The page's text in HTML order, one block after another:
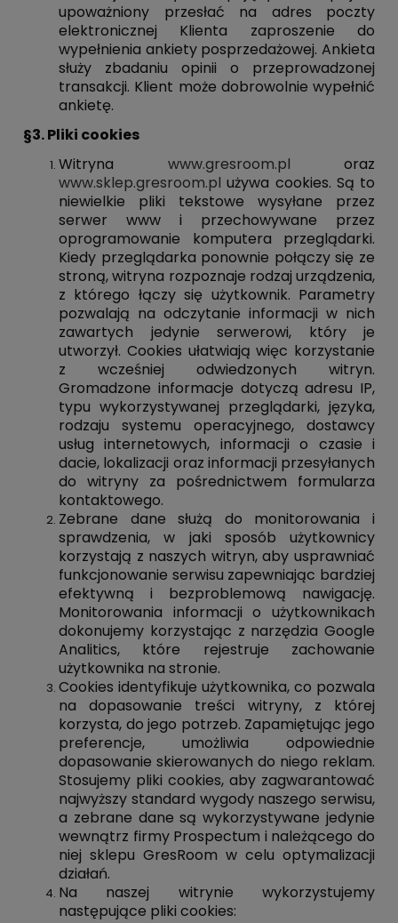
upoważniony przesłać na adres poczty
elektronicznej Klienta zaproszenie do
wypełnienia ankiety posprzedażowej. Ankieta
służy zbadaniu opinii o przeprowadzonej
transakcji. Klient może dobrowolnie wypełnić
ankietę.
§3. Pliki cookies
Witryna www.gresroom.pl oraz
www.sklep.gresroom.pl używa cookies. Są to
niewielkie pliki tekstowe wysyłane przez
serwer www i przechowywane przez
oprogramowanie komputera przeglądarki.
Kiedy przeglądarka ponownie połączy się ze
stroną, witryna rozpoznaje rodzaj urządzenia,
z którego łączy się użytkownik. Parametry
pozwalają na odczytanie informacji w nich
zawartych jedynie serwerowi, który je
utworzył. Cookies ułatwiają więc korzystanie
z wcześniej odwiedzonych witryn.
Gromadzone informacje dotyczą adresu IP,
typu wykorzystywanej przeglądarki, języka,
rodzaju systemu operacyjnego, dostawcy
usług internetowych, informacji o czasie i
dacie, lokalizacji oraz informacji przesyłanych
do witryny za pośrednictwem formularza
kontaktowego.
Zebrane dane służą do monitorowania i
sprawdzenia, w jaki sposób użytkownicy
korzystają z naszych witryn, aby usprawniać
funkcjonowanie serwisu zapewniając bardziej
efektywną i bezproblemową nawigację.
Monitorowania informacji o użytkownikach
dokonujemy korzystając z narzędzia Google
Analitics, które rejestruje zachowanie
użytkownika na stronie.
Cookies identyfikuje użytkownika, co pozwala
na dopasowanie treści witryny, z której
korzysta, do jego potrzeb. Zapamiętując jego
preferencje, umożliwia odpowiednie
dopasowanie skierowanych do niego reklam.
Stosujemy pliki cookies, aby zagwarantować
najwyższy standard wygody naszego serwisu,
a zebrane dane są wykorzystywane jedynie
wewnątrz firmy Prospectum i należącego do
niej sklepu GresRoom w celu optymalizacji
działań.
Na naszej witrynie wykorzystujemy
następujące pliki cookies: